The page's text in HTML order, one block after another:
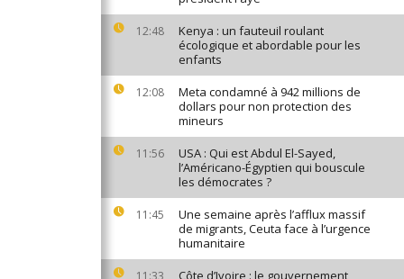
12:48
Kenya : un fauteuil roulant
écologique et abordable pour les
enfants
12:08
Meta condamné à 942 millions de
dollars pour non protection des
mineurs
11:56
USA : Qui est Abdul El-Sayed,
l’Américano-Égyptien qui bouscule
les démocrates ?
11:45
Une semaine après l’afflux massif
de migrants, Ceuta face à l’urgence
humanitaire
11:33
Côte d’Ivoire : le gouvernement